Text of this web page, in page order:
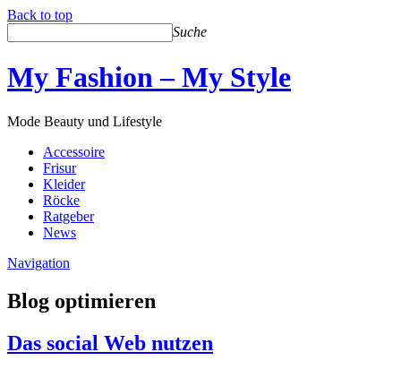
Back to top
Suche
My Fashion – My Style
Mode Beauty und Lifestyle
Accessoire
Frisur
Kleider
Röcke
Ratgeber
News
Navigation
Blog optimieren
Das social Web nutzen